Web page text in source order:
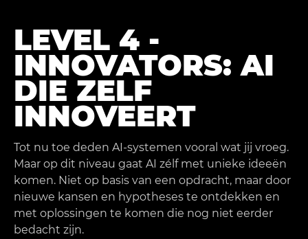
LEVEL 4 -
INNOVATORS: AI
DIE ZELF
INNOVEERT
Tot nu toe deden AI-systemen vooral wat jij vroeg.
Maar op dit niveau gaat AI zélf met unieke ideeën
komen. Niet op basis van een opdracht, maar door
nieuwe kansen en hypotheses te ontdekken en
met oplossingen te komen die nog niet eerder
bedacht zijn.